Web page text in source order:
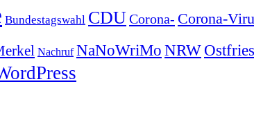
Bundestagswahl CDUCorona- Corona-
Nachruf NaNoWriMo NRW